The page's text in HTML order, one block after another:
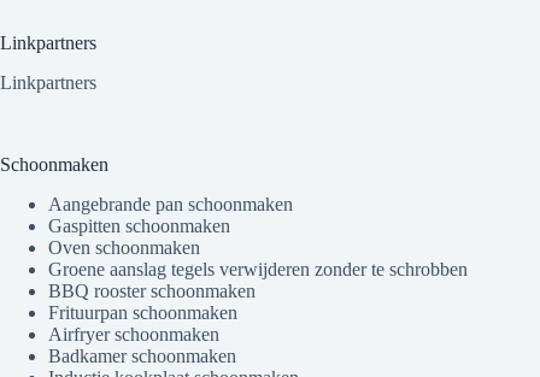
Linkpartners
Linkpartners
Schoonmaken
Aangebrande pan schoonmaken
Gaspitten schoonmaken
Oven schoonmaken
Groene aanslag tegels verwijderen zonder te schrobben
BBQ rooster schoonmaken
Frituurpan schoonmaken
Airfryer schoonmaken
Badkamer schoonmaken